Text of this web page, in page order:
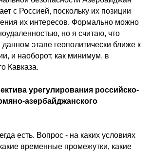
с Россией, поскольку их позиции
их интересов. Формально можно
но я считаю, что
этапе геополитически ближе к
и наоборот, как минимум, в
Кавказа.
урегулирования российско-
азербайджанского
есть. Вопрос - на каких условиях
временные промежутки, какие